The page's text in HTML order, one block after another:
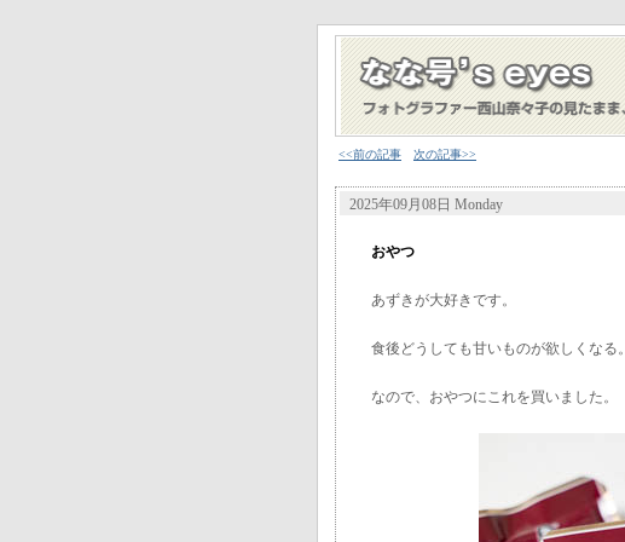
<<前の記事 次の記事>>
2025年09月08日 Monday
おやつ
あずきが大好きです。
食後どうしても甘いものが欲しくなる。
なので、おやつにこれを買いました。